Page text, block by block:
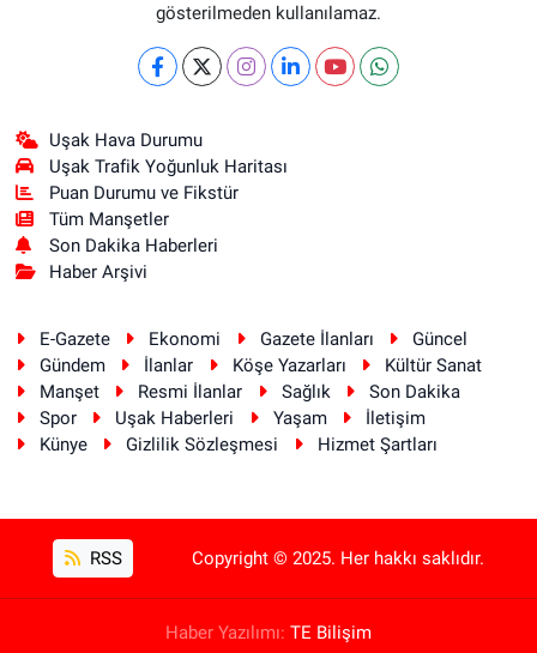
gösterilmeden kullanılamaz.
Uşak Hava Durumu
Uşak Trafik Yoğunluk Haritası
Puan Durumu ve Fikstür
Tüm Manşetler
Son Dakika Haberleri
Haber Arşivi
E-Gazete Ekonomi Gazete İlanları
Güncel
Gündem
İlanlar Köşe Yazarları
Kültür Sanat
Manşet
Resmi İlanlar Sağlık
Son Dakika
Spor
Uşak Haberleri Yaşam
İletişim
Künye
Gizlilik Sözleşmesi Hizmet Şartları
RSS Copyright © 2025. Her hakkı saklıdır.
Haber Yazılımı: TE Bilişim